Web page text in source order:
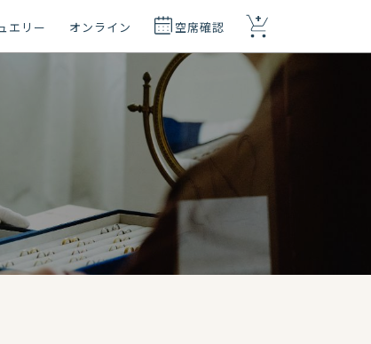
エリー オンライン 空席確認
+